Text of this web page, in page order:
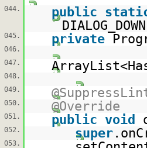
044.
public
045. private
046.
047.
048.
049.
050. @Override
051. public void
052. super
053.